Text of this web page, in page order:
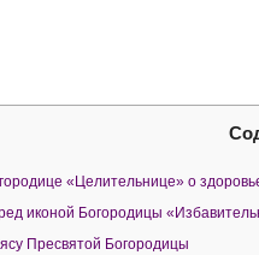
«Целительнице» о
иконой Богородицы
Пресвятой Богородицы